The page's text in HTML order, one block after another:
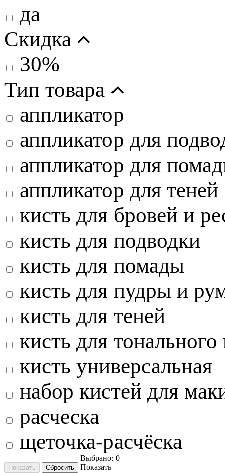
да
Скидка
30%
Тип товара
аппликатор
аппликатор для
аппликатор для
аппликатор для теней
кисть для бровей и
кисть для подводки
кисть для помады
кисть для пудры и
кисть для теней
кисть для
кисть универсальная
набор кистей для
расческа
щеточка-расчёска
Выбрано: 0
Показать